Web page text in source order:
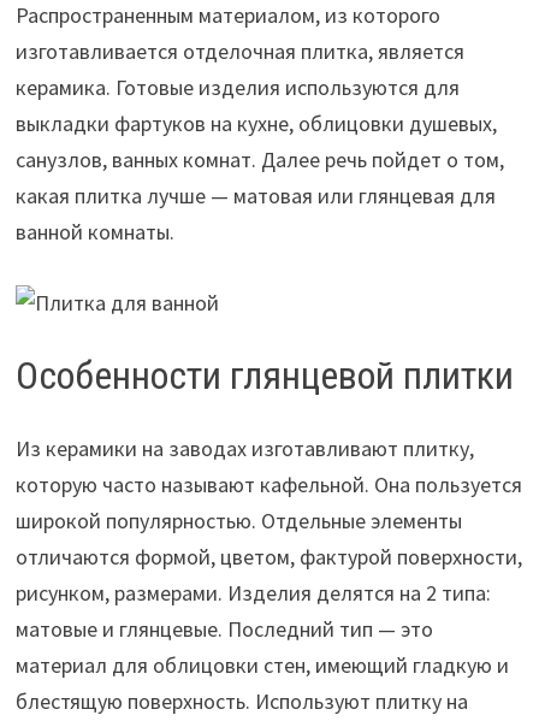
Распространенным материалом, из которого
изготавливается отделочная плитка, является
керамика. Готовые изделия используются для
выкладки фартуков на кухне, облицовки душевых,
санузлов, ванных комнат. Далее речь пойдет о том,
какая плитка лучше — матовая или глянцевая для
ванной комнаты.
Особенности глянцевой плитки
Из керамики на заводах изготавливают плитку,
которую часто называют кафельной. Она пользуется
широкой популярностью. Отдельные элементы
отличаются формой, цветом, фактурой поверхности,
рисунком, размерами. Изделия делятся на 2 типа:
матовые и глянцевые. Последний тип — это
материал для облицовки стен, имеющий гладкую и
блестящую поверхность. Используют плитку на